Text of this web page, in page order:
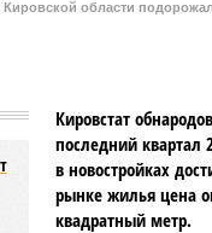
области
Кировстат
последний квартал
в новостройках
рынке жилья цена
квадратный метр.